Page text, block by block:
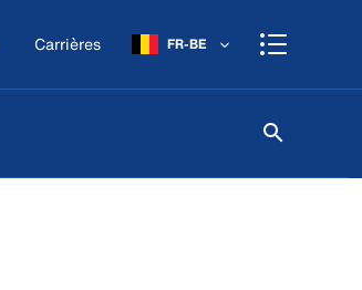
Carrières FR-BE